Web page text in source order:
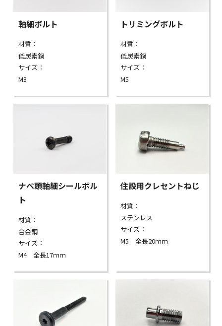
軸細ボルト
材質：
低炭素鋼
サイズ：
M3
トリミングボルト
材質：
低炭素鋼
サイズ：
M5
ナベ頭軸細シールボル
ト
材質：
合金鋼
サイズ：
M4 全長17ｍｍ
住設用クレセントねじ
材質：
ステンレス
サイズ：
M5 全長20ｍｍ